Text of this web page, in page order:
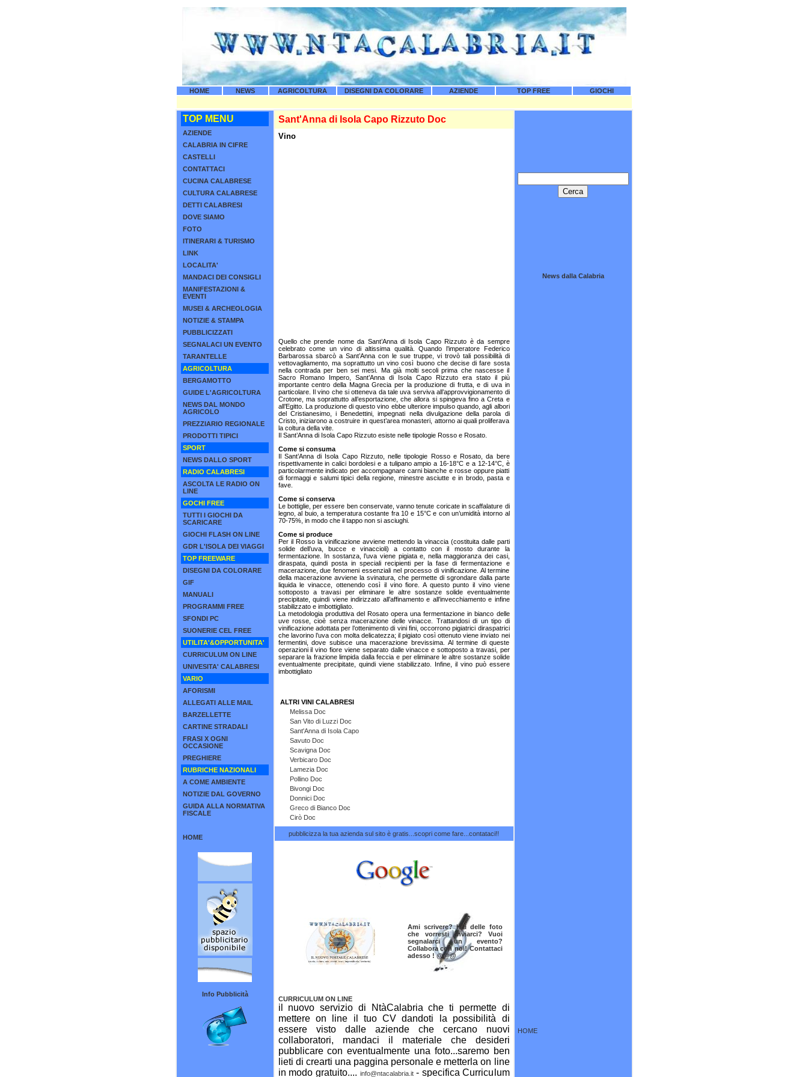
HOME NEWS AGRICOLTURA DISEGNI DA COLORARE AZIENDE TOP FREE GIOCHI
TOP MENU
AZIENDE
CALABRIA IN CIFRE
CASTELLI
CONTATTACI
CUCINA CALABRESE
CULTURA CALABRESE
DETTI CALABRESI
DOVE SIAMO
FOTO
ITINERARI & TURISMO
LINK
LOCALITA'
MANDACI DEI CONSIGLI
MANIFESTAZIONI &
EVENTI
MUSEI & ARCHEOLOGIA
NOTIZIE & STAMPA
PUBBLICIZZATI
SEGNALACI UN EVENTO
TARANTELLE
AGRICOLTURA
BERGAMOTTO
GUIDE L'AGRICOLTURA
NEWS DAL MONDO
AGRICOLO
PREZZIARIO REGIONALE
PRODOTTI TIPICI
SPORT
NEWS DALLO SPORT
RADIO CALABRESI
ASCOLTA LE RADIO ON
LINE
GOCHI FREE
TUTTI I GIOCHI DA
SCARICARE
GIOCHI FLASH ON LINE
GDR L'ISOLA DEI VIAGGI
TOP FREEWARE
DISEGNI DA COLORARE
GIF
MANUALI
PROGRAMMI FREE
SFONDI PC
SUONERIE CEL FREE
UTILITA'&OPPORTUNITA'
CURRICULUM ON LINE
UNIVESITA' CALABRESI
VARIO
AFORISMI
ALLEGATI ALLE MAIL
BARZELLETTE
CARTINE STRADALI
FRASI X OGNI
OCCASIONE
PREGHIERE
RUBRICHE NAZIONALI
A COME AMBIENTE
NOTIZIE DAL GOVERNO
GUIDA ALLA NORMATIVA
FISCALE
HOME
Info Pubblicità
Sant'Anna di Isola Capo Rizzuto Doc
Vino
Quello che prende nome da Sant’Anna di Isola Capo Rizzuto è da sempre
celebrato come un vino di altissima qualità. Quando l’imperatore Federico
Barbarossa sbarcò a Sant’Anna con le sue truppe, vi trovò tali possibilità di
vettovagliamento, ma soprattutto un vino così buono che decise di fare sosta
nella contrada per ben sei mesi. Ma già molti secoli prima che nascesse il
Sacro Romano Impero, Sant’Anna di Isola Capo Rizzuto era stato il più
importante centro della Magna Grecia per la produzione di frutta, e di uva in
particolare. Il vino che si otteneva da tale uva serviva all’approvvigionamento di
Crotone, ma soprattutto all’esportazione, che allora si spingeva fino a Creta e
all’Egitto. La produzione di questo vino ebbe ulteriore impulso quando, agli albori
del Cristianesimo, i Benedettini, impegnati nella divulgazione della parola di
Cristo, iniziarono a costruire in quest’area monasteri, attorno ai quali proliferava
la coltura della vite.
Il Sant’Anna di Isola Capo Rizzuto esiste nelle tipologie Rosso e Rosato.
Come si consuma
Il Sant’Anna di Isola Capo Rizzuto, nelle tipologie Rosso e Rosato, da bere
rispettivamente in calici bordolesi e a tulipano ampio a 16-18°C e a 12-14°C, è
particolarmente indicato per accompagnare carni bianche e rosse oppure piatti
di formaggi e salumi tipici della regione, minestre asciutte e in brodo, pasta e
fave.
Come si conserva
Le bottiglie, per essere ben conservate, vanno tenute coricate in scaffalature di
legno, al buio, a temperatura costante fra 10 e 15°C e con un’umidità intorno al
70-75%, in modo che il tappo non si asciughi.
Come si produce
Per il Rosso la vinificazione avviene mettendo la vinaccia (costituita dalle parti
solide dell’uva, bucce e vinaccioli) a contatto con il mosto durante la
fermentazione. In sostanza, l’uva viene pigiata e, nella maggioranza dei casi,
diraspata, quindi posta in speciali recipienti per la fase di fermentazione e
macerazione, due fenomeni essenziali nel processo di vinificazione. Al termine
della macerazione avviene la svinatura, che permette di sgrondare dalla parte
liquida le vinacce, ottenendo così il vino fiore. A questo punto il vino viene
sottoposto a travasi per eliminare le altre sostanze solide eventualmente
precipitate, quindi viene indirizzato all’affinamento e all’invecchiamento e infine
stabilizzato e imbottigliato.
La metodologia produttiva del Rosato opera una fermentazione in bianco delle
uve rosse, cioè senza macerazione delle vinacce. Trattandosi di un tipo di
vinificazione adottata per l’ottenimento di vini fini, occorrono pigiatrici diraspatrici
che lavorino l’uva con molta delicatezza; il pigiato così ottenuto viene inviato nei
fermentini, dove subisce una macerazione brevissima. Al termine di queste
operazioni il vino fiore viene separato dalle vinacce e sottoposto a travasi, per
separare la frazione limpida dalla feccia e per eliminare le altre sostanze solide
eventualmente precipitate, quindi viene stabilizzato. Infine, il vino può essere
imbottigliato
ALTRI VINI CALABRESI
Melissa Doc
San Vito di Luzzi Doc
Sant'Anna di Isola Capo
Savuto Doc
Scavigna Doc
Verbicaro Doc
Lamezia Doc
Pollino Doc
Bivongi Doc
Donnici Doc
Greco di Bianco Doc
Cirò Doc
pubblicizza la tua azienda sul sito è gratis...scopri come fare...contataci!!
Ami scrivere? Hai delle foto
che vorresti inviarci? Vuoi
segnalarci un evento?
Collabora con noi! Contattaci
adesso ! @@@
CURRICULUM ON LINE
il nuovo servizio di NtàCalabria che ti permette di
mettere on line il tuo CV dandoti la possibilità di
essere visto dalle aziende che cercano nuovi
collaboratori, mandaci il materiale che desideri
pubblicare con eventualmente una foto...saremo ben
lieti di crearti una paggina personale e metterla on line
in modo gratuito.... info@ntacalabria.it- specifica Curriculum
News dalla Calabria
HOME